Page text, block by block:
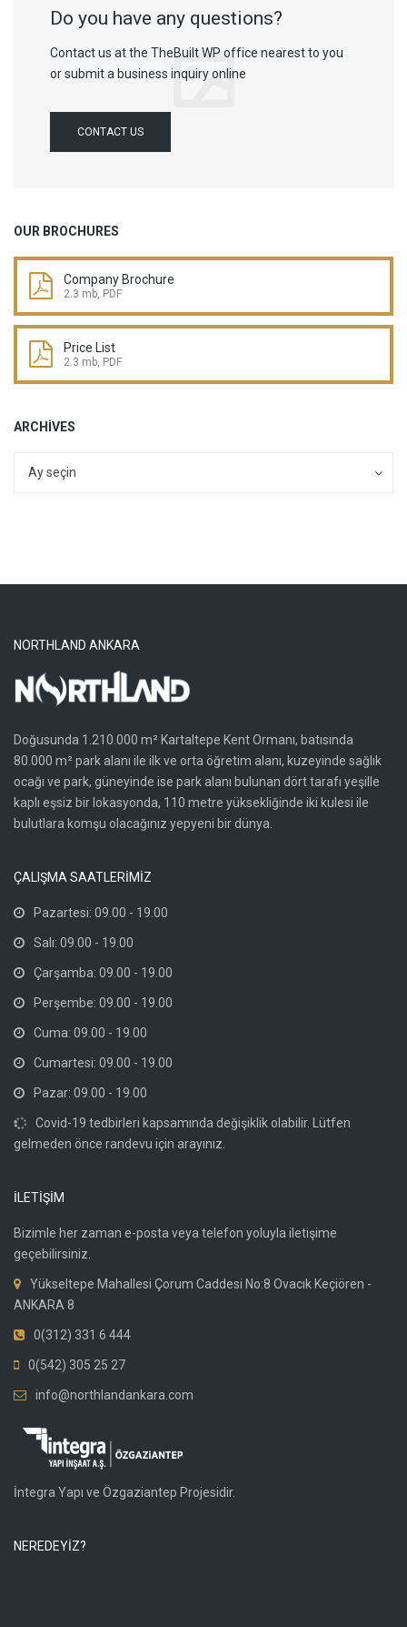
Do you have any questions?
Contact us at the TheBuilt WP office nearest to you
or submit a business inquiry online
CONTACT US
OUR BROCHURES
Company Brochure
2.3 mb, PDF
Price List
2.3 mb, PDF
ARCHIVES
Ay seçin
NORTHLAND ANKARA
Doğusunda 1.210.000 m² Kartaltepe Kent Ormanı, batısında
80.000 m² park alanı ile ilk ve orta öğretim alanı, kuzeyinde sağlık
ocağı ve park, güneyinde ise park alanı bulunan dört tarafı yeşille
kaplı eşsiz bir lokasyonda, 110 metre yüksekliğinde iki kulesi ile
bulutlara komşu olacağınız yepyeni bir dünya.
ÇALIŞMA SAATLERİMİZ
Pazartesi: 09.00 - 19.00
Salı: 09.00 - 19.00
Çarşamba: 09.00 - 19.00
Perşembe: 09.00 - 19.00
Cuma: 09.00 - 19.00
Cumartesi: 09.00 - 19.00
Pazar: 09.00 - 19.00
Covid-19 tedbirleri kapsamında değişiklik olabilir. Lütfen
gelmeden önce randevu için arayınız.
İLETİŞİM
Bizimle her zaman e-posta veya telefon yoluyla iletişime
geçebilirsiniz.
Yükseltepe Mahallesi Çorum Caddesi No:8 Ovacık Keçiören -
ANKARA 8
0(312) 331 6 444
0(542) 305 25 27
info@northlandankara.com
İntegra Yapı ve Özgaziantep Projesidir.
NEREDEYİZ?